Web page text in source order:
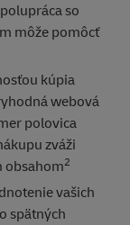
so
môže pomôcť
kúpia
webová
polovica
zváži
obsahom2
vašich
spätných